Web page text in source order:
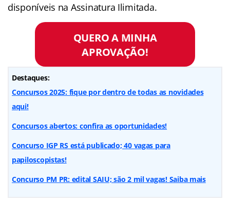
disponíveis na Assinatura Ilimitada.
QUERO A MINHA
APROVAÇÃO!
Destaques:
Concursos 2025: fique por dentro de todas as novidades
aqui!
Concursos abertos: confira as oportunidades!
Concurso IGP RS está publicado; 40 vagas para
papiloscopistas!
Concurso PM PR: edital SAIU; são 2 mil vagas! Saiba mais